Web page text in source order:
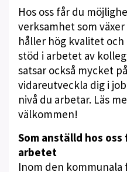
Hos oss får du
verksamhet som
håller hög kvalitet
stöd i arbetet av
satsar också mycket
vidareutveckla dig i
nivå du arbetar. Läs
välkommen!
Som anställd hos
arbetet
Inom den